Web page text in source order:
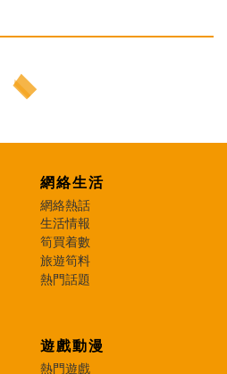
網絡生活
網絡熱話
生活情報
筍買着數
旅遊筍料
熱門話題
遊戲動漫
熱門遊戲